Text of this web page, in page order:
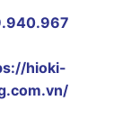
hioki-